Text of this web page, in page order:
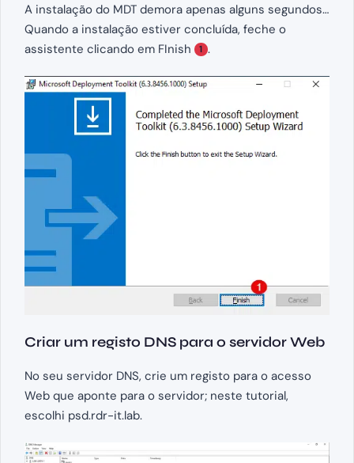
A instalação do MDT demora apenas alguns segundos…
Quando a instalação estiver concluída, feche o
assistente clicando em FInish
1 .
Criar um registo DNS para o servidor Web
No seu servidor DNS, crie um registo para o acesso
Web que aponte para o servidor; neste tutorial,
escolhi psd.rdr-it.lab.